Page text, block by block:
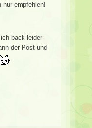
nur empfehlen!
back leider
der Post und